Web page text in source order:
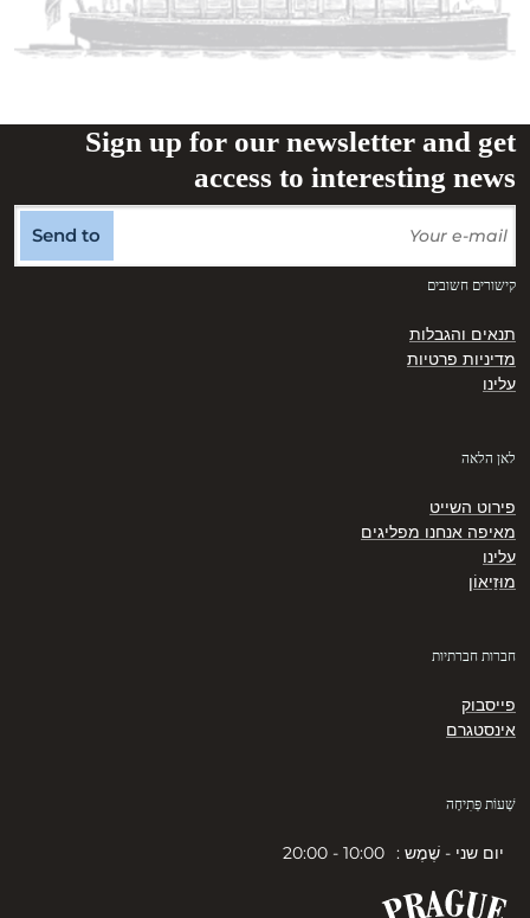
Sign up for our newsletter and get
access to interesting news
Send to
קישורים חשובים
תנאים והגבלות
מדיניות פרטיות
עלינו
לאן הלאה
פירוט השייט
מאיפה אנחנו מפליגים
עלינו
מוּזֵיאוֹן
חברות חברתיות
פייסבוק
אינסטגרם
שְׁעוֹת פְּתִיחָה
יום שני - שֶׁמֶש : 10:00 - 20:00